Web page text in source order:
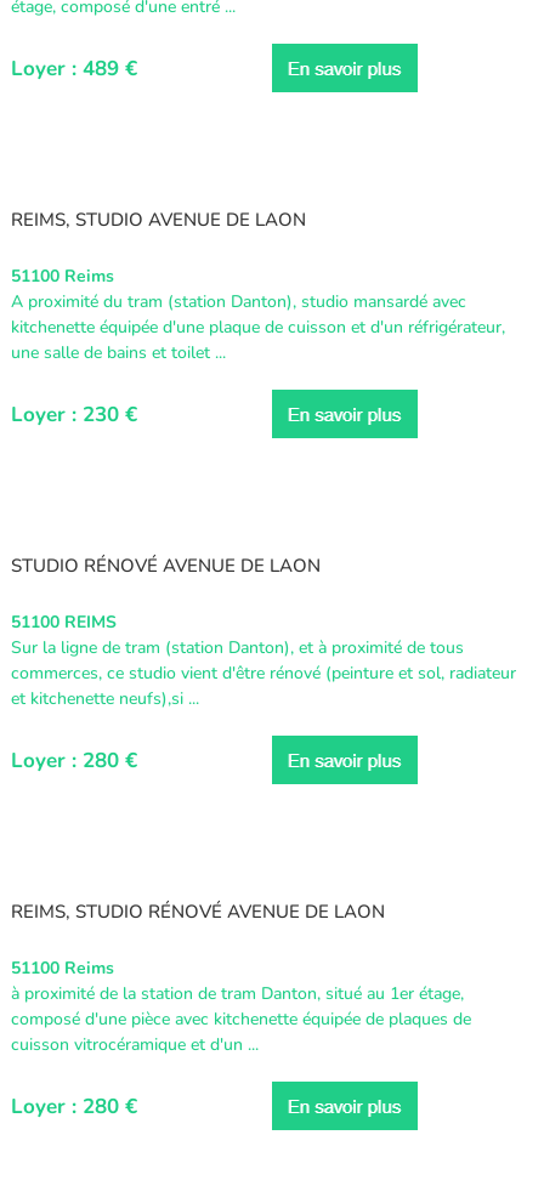
étage, composé d'une entré ...
Loyer : 489 €
REIMS, STUDIO AVENUE DE LAON
51100 Reims
A proximité du tram (station Danton), studio mansardé avec
kitchenette équipée d'une plaque de cuisson et d'un réfrigérateur,
une salle de bains et toilet ...
Loyer : 230 €
STUDIO RÉNOVÉ AVENUE DE LAON
51100 REIMS
Sur la ligne de tram (station Danton), et à proximité de tous
commerces, ce studio vient d'être rénové (peinture et sol, radiateur
et kitchenette neufs),si ...
Loyer : 280 €
REIMS, STUDIO RÉNOVÉ AVENUE DE LAON
51100 Reims
à proximité de la station de tram Danton, situé au 1er étage,
composé d'une pièce avec kitchenette équipée de plaques de
cuisson vitrocéramique et d'un ...
Loyer : 280 €